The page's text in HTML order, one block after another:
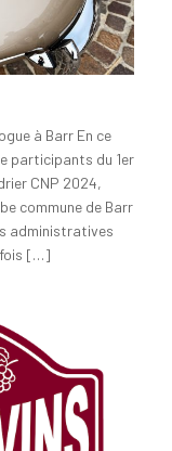
à Barr En ce
participants du 1er
CNP 2024,
commune de Barr
administratives
fois […]